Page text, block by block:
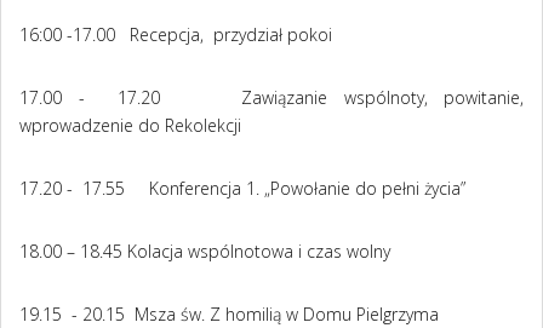
16:00 -17.00 Recepcja, przydział pokoi
17.00 - 17.20 Zawiązanie wspólnoty, powitanie,
wprowadzenie do Rekolekcji
17.20 - 17.55 Konferencja 1. „Powołanie do pełni życia”
18.00 – 18.45 Kolacja wspólnotowa i czas wolny
19.15 - 20.15 Msza św. Z homilią w Domu Pielgrzyma